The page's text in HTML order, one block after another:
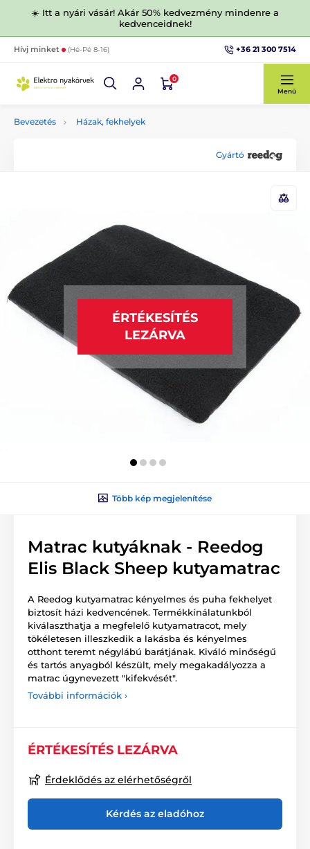
☀️ Itt a nyári vásár! Akár 50% kedvezmény mindenre a
kedvenceidnek!
Hívj minket (Hé-Pé 8-16) +36 21 300 7514
0
Menü
Bevezetés Házak, fekhelyek
Gyártó
ÉRTÉKESÍTÉS
LEZÁRVA
Több kép megjelenítése
Matrac kutyáknak - Reedog
Elis Black Sheep kutyamatrac
A Reedog kutyamatrac kényelmes és puha fekhelyet
biztosít házi kedvencének. Termékkínálatunkból
kiválaszthatja a megfelelő kutyamatracot, mely
tökéletesen illeszkedik a lakásba és kényelmes
otthont teremt négylábú barátjának. Kiváló minőségű
és tartós anyagból készült, mely megakadályozza a
matrac úgynevezett "kifekvését".
További információk ›
ÉRTÉKESÍTÉS LEZÁRVA
Érdeklődés az elérhetőségről
Kérdés az eladóhoz